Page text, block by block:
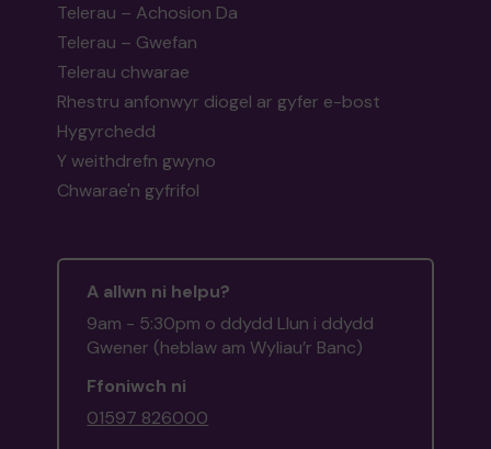
Telerau – Achosion Da
Telerau – Gwefan
Telerau chwarae
Rhestru anfonwyr diogel ar gyfer e-bost
Hygyrchedd
Y weithdrefn gwyno
Chwarae'n gyfrifol
A allwn ni helpu?
9am - 5:30pm o ddydd Llun i ddydd
Gwener (heblaw am Wyliau’r Banc)
Ffoniwch ni
01597 826000